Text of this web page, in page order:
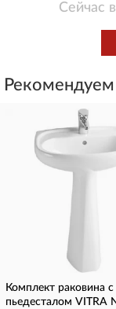
Сейчас
Рекомендуем
Комплект раковина с
пьедесталом VITRA